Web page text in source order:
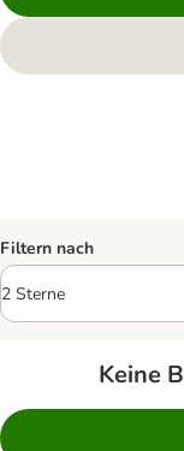
Filtern nach
Keine